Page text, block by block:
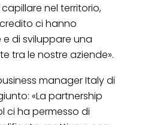
nel territorio,
ci hanno
di sviluppare una
tra le nostre aziende».
manager Italy di
«La partnership
ci ha permesso di